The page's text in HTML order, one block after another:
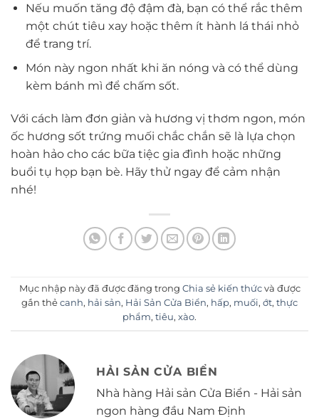
Nếu muốn tăng độ đậm đà, bạn có thể rắc thêm
một chút tiêu xay hoặc thêm ít hành lá thái nhỏ
để trang trí.
Món này ngon nhất khi ăn nóng và có thể dùng
kèm bánh mì để chấm sốt.
Với cách làm đơn giản và hương vị thơm ngon, món
ốc hương sốt trứng muối chắc chắn sẽ là lựa chọn
hoàn hảo cho các bữa tiệc gia đình hoặc những
buổi tụ họp bạn bè. Hãy thử ngay để cảm nhận
nhé!
Mục nhập này đã được đăng trong Chia sẻ kiến thứcvà được
gắn thẻ canh, hải sản, Hải Sản Cửa Biển, hấp, muối, ớt, thực
phẩm, tiêu, xào.
HẢI SẢN CỬA BIỂN
Nhà hàng Hải sản Cửa Biển - Hải sản
ngon hàng đầu Nam Định